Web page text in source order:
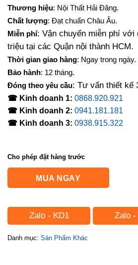
là:
992,250₫.
tại
là:
Thương hiệu: Nội Thất Hải Đăng.
Chất lượng: Đạt chuẩn Châu Âu.
Miễn phí: Vận chuyển miễn phí với
triệu tại các Quận nội thành HCM.
Thời gian giao hàng: Ngay trong ngày.
Bảo hành: 12 tháng.
Đóng theo yêu cầu: Tư vấn thiết kế
☎ Kinh doanh 1: 0868.920.921
☎ Kinh doanh 2: 0941.181.181
☎ Kinh doanh 3: 0938.915.322
Cho phép đặt hàng trước
MUA NGAY
Zalo - KD1 Zalo -
Danh mục: Sản Phẩm Khác